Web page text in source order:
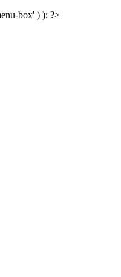
box' ) ); ?>